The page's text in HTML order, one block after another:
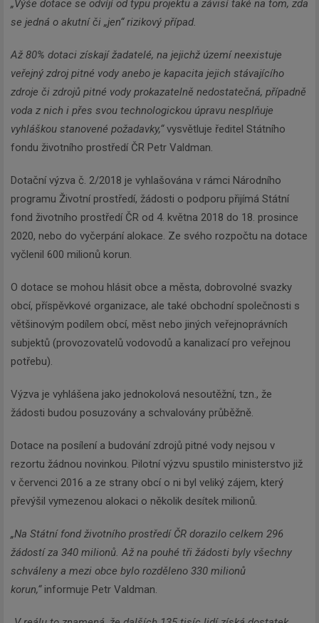
„Výše dotace se odvíjí od typu projektu a závisí také na tom, zda
se jedná o akutní či „jen“ rizikový případ.
Až 80% dotaci získají žadatelé, na jejichž území neexistuje
veřejný zdroj pitné vody anebo je kapacita jejich stávajícího
zdroje či zdrojů pitné vody prokazatelně nedostatečná, případně
voda z nich i přes svou technologickou úpravu nesplňuje
vyhláškou stanovené požadavky,“vysvětluje ředitel Státního
fondu životního prostředí ČR Petr Valdman.
Dotační výzva č. 2/2018 je vyhlašována v rámci Národního
programu Životní prostředí, žádosti o podporu přijímá Státní
fond životního prostředí ČR od 4. května 2018 do 18. prosince
2020, nebo do vyčerpání alokace. Ze svého rozpočtu na dotace
vyčlenil 600 milionů korun.
O dotace se mohou hlásit obce a města, dobrovolné svazky
obcí, příspěvkové organizace, ale také obchodní společnosti s
většinovým podílem obcí, měst nebo jiných veřejnoprávních
subjektů (provozovatelů vodovodů a kanalizací pro veřejnou
potřebu).
Výzva je vyhlášena jako jednokolová nesoutěžní, tzn., že
žádosti budou posuzovány a schvalovány průběžně.
Dotace na posílení a budování zdrojů pitné vody nejsou v
rezortu žádnou novinkou. Pilotní výzvu spustilo ministerstvo již
v červenci 2016 a ze strany obcí o ni byl veliký zájem, který
převýšil vymezenou alokaci o několik desítek milionů.
„Na Státní fond životního prostředí ČR dorazilo celkem 296
žádostí za 340 milionů. Až na pouhé tři žádosti byly všechny
schváleny a mezi obce bylo rozděleno 330 milionů
korun,“informuje Petr Valdman.